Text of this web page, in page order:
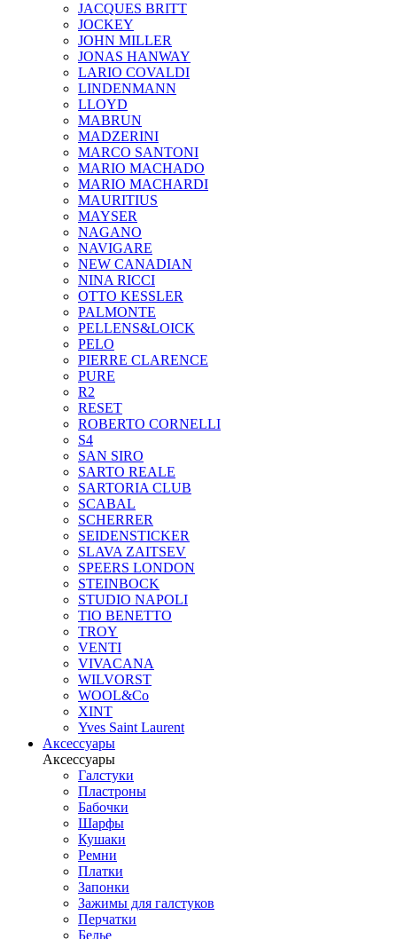
JAСQUES BRITT
JOCKEY
JOHN MILLER
JONAS HANWAY
LARIO COVALDI
LINDENMANN
LLOYD
MABRUN
MADZERINI
MARCO SANTONI
MARIO MACHADO
MARIO MACHARDI
MAURITIUS
MAYSER
NAGANO
NAVIGARE
NEW CANADIAN
NINA RICCI
OTTO KESSLER
PALMONTE
PELLENS&LOICK
PELO
PIERRE CLARENCE
PURE
R2
RESET
ROBERTO CORNELLI
S4
SAN SIRO
SARTO REALE
SARTORIA CLUB
SCABAL
SCHERRER
SEIDENSTICKER
SLAVA ZAITSEV
SPEERS LONDON
STEINBOCK
STUDIO NAPOLI
TIO BENETTO
TROY
VENTI
VIVACANA
WILVORST
WOOL&Co
XINT
Yves Saint Laurent
Аксессуары
Аксессуары
Галстуки
Пластроны
Бабочки
Шарфы
Кушаки
Ремни
Платки
Запонки
Зажимы для галстуков
Перчатки
Белье